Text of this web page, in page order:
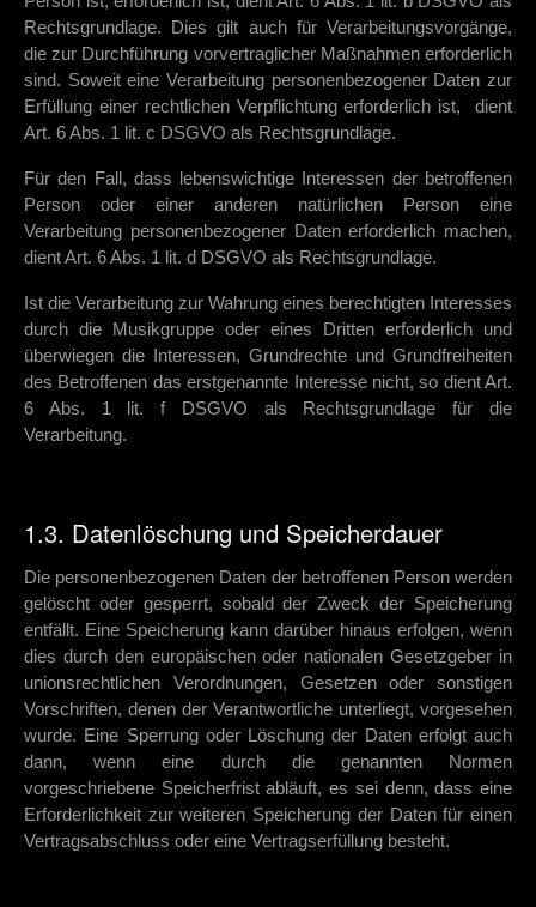
Rechtsgrundlage. Dies gilt auch für Verarbeitungsvorgänge,
die zur Durchführung vorvertraglicher Maßnahmen erforderlich
sind. Soweit eine Verarbeitung personenbezogener Daten zur
Erfüllung einer rechtlichen Verpflichtung erforderlich ist, dient
Art. 6 Abs. 1 lit. c DSGVO als Rechtsgrundlage.
Für den Fall, dass lebenswichtige Interessen der betroffenen
Person oder einer anderen natürlichen Person eine
Verarbeitung personenbezogener Daten erforderlich machen,
dient Art. 6 Abs. 1 lit. d DSGVO als Rechtsgrundlage.
Ist die Verarbeitung zur Wahrung eines berechtigten Interesses
durch die Musikgruppe oder eines Dritten erforderlich und
überwiegen die Interessen, Grundrechte und Grundfreiheiten
des Betroffenen das erstgenannte Interesse nicht, so dient Art.
6 Abs. 1 lit. f DSGVO als Rechtsgrundlage für die
Verarbeitung.
1.3. Datenlöschung und Speicherdauer
Die personenbezogenen Daten der betroffenen Person werden
gelöscht oder gesperrt, sobald der Zweck der Speicherung
entfällt. Eine Speicherung kann darüber hinaus erfolgen, wenn
dies durch den europäischen oder nationalen Gesetzgeber in
unionsrechtlichen Verordnungen, Gesetzen oder sonstigen
Vorschriften, denen der Verantwortliche unterliegt, vorgesehen
wurde. Eine Sperrung oder Löschung der Daten erfolgt auch
dann, wenn eine durch die genannten Normen
vorgeschriebene Speicherfrist abläuft, es sei denn, dass eine
Erforderlichkeit zur weiteren Speicherung der Daten für einen
Vertragsabschluss oder eine Vertragserfüllung besteht.